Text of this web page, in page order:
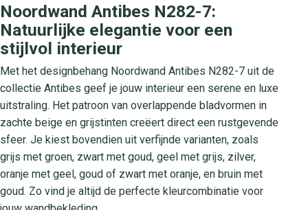
Noordwand Antibes N282-7:
Natuurlijke elegantie voor een
stijlvol interieur
Met het designbehang Noordwand Antibes N282-7 uit de
collectie Antibes geef je jouw interieur een serene en luxe
uitstraling. Het patroon van overlappende bladvormen in
zachte beige en grijstinten creëert direct een rustgevende
sfeer. Je kiest bovendien uit verfijnde varianten, zoals
grijs met groen, zwart met goud, geel met grijs, zilver,
oranje met geel, goud of zwart met oranje, en bruin met
goud. Zo vind je altijd de perfecte kleurcombinatie voor